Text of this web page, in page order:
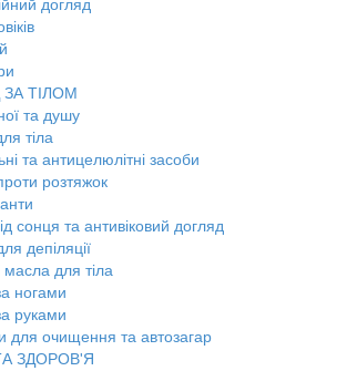
догляд
ТІЛОМ
та душу
тіла
та антицелюлітні засоби
розтяжок
сонця та антивіковий догляд
депіляції
для тіла
ногами
руками
для очищення та автозагар
ЗДОРОВ'Я